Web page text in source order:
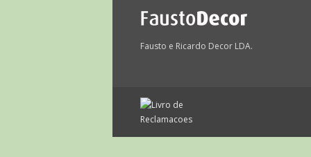
Fausto e Ricardo Decor LDA.